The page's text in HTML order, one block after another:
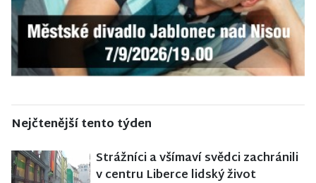
Nejčtenější tento týden
Strážníci a všímaví svědci zachránili
v centru Liberce lidský život